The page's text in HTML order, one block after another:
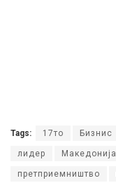
Tags: 17то Бизнис
лидер Македонија
претприемништво